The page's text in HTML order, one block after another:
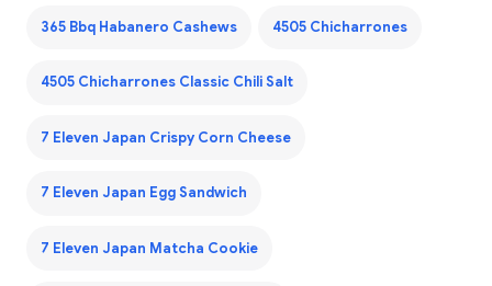
365 Bbq Habanero Cashews 4505 Chicharrones
4505 Chicharrones Classic Chili Salt
7 Eleven Japan Crispy Corn Cheese
7 Eleven Japan Egg Sandwich
7 Eleven Japan Matcha Cookie